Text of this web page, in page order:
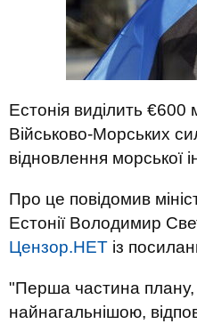
Естонія виділить €600
Військово-Морських
відновлення морської
Про це повідомив
Естонії Володимир
Цензор.НЕТ із
"Перша частина
найнагальнішою,